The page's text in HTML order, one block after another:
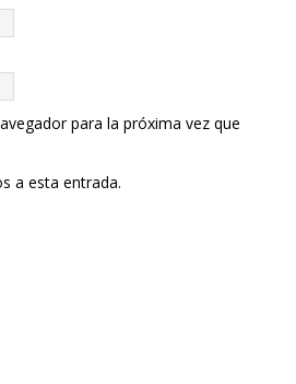
para la próxima vez que
a esta entrada.